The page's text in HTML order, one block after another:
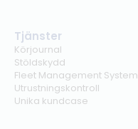
Tjänster
Körjournal
Stöldskydd
Fleet Management System
Utrustningskontroll
Unika kundcase